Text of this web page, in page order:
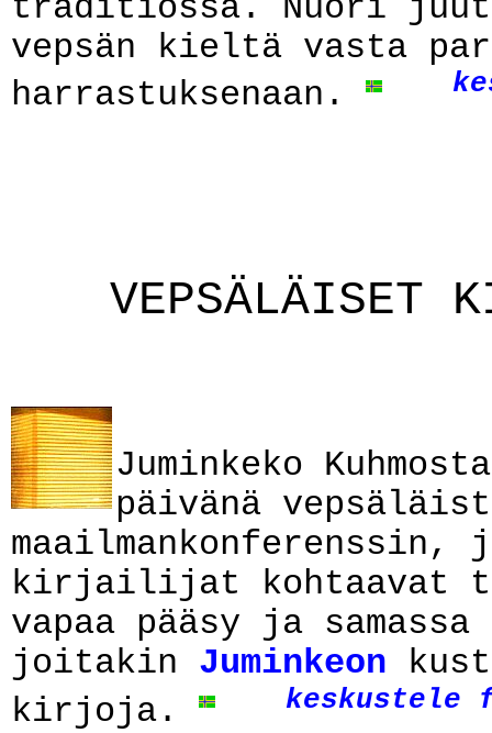
traditiossa. Nuori
vepsän kieltä vasta
harrastuksenaan.
VEPSÄLÄISET
Juminkeko
päivänä
kirjailijat kohtaavat
vapaa pääsy ja
joitakin Juminkeon
kirjoja.
keskustele